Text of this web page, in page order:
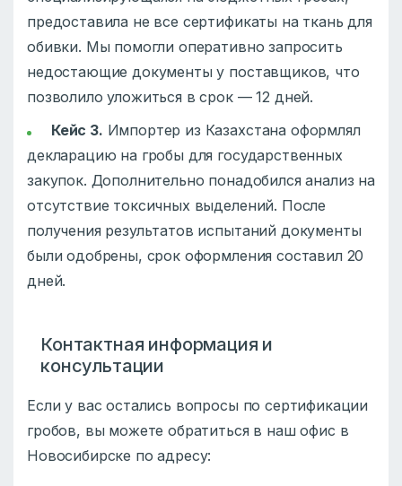
предоставила не все сертификаты на ткань для
обивки. Мы помогли оперативно запросить
недостающие документы у поставщиков, что
позволило уложиться в срок — 12 дней.
Кейс 3. Импортер из Казахстана оформлял
декларацию на гробы для государственных
закупок. Дополнительно понадобился анализ на
отсутствие токсичных выделений. После
получения результатов испытаний документы
были одобрены, срок оформления составил 20
дней.
Контактная информация и
консультации
Если у вас остались вопросы по сертификации
гробов, вы можете обратиться в наш офис в
Новосибирске по адресу: